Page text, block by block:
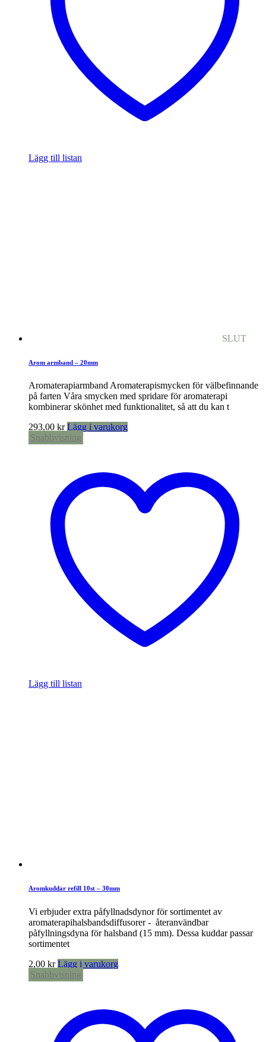
Lägg till listan
SLUT
Arom armband – 20mm
Aromaterapiarmband Aromaterapismycken för välbefinnande
på farten Våra smycken med spridare för aromaterapi
kombinerar skönhet med funktionalitet, så att du kan t
293,00 kr Lägg i varukorg
Snabbvisning
Lägg till listan
Aromkuddar refill 10st – 30mm
Vi erbjuder extra påfyllnadsdynor för sortimentet av
aromaterapihalsbandsdiffusorer - återanvändbar
påfyllningsdyna för halsband (15 mm). Dessa kuddar passar
sortimentet
2,00 kr Lägg i varukorg
Snabbvisning